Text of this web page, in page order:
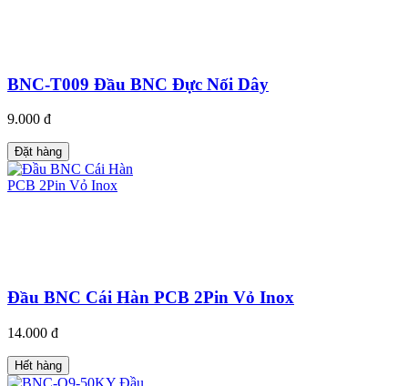
BNC-T009 Đầu BNC Đực Nối Dây
9.000 đ
Đặt hàng
Đầu BNC Cái Hàn PCB 2Pin Vỏ Inox
14.000 đ
Hết hàng